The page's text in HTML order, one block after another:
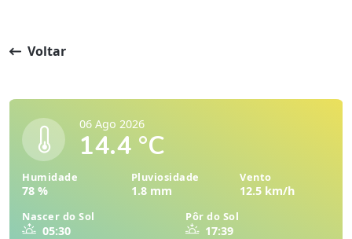
Voltar
06 Ago 2026
14.4 °C
Humidade
78 %
Pluviosidade
1.8 mm
Vento
12.5 km/h
Nascer do Sol
05:30
Pôr do Sol
17:39